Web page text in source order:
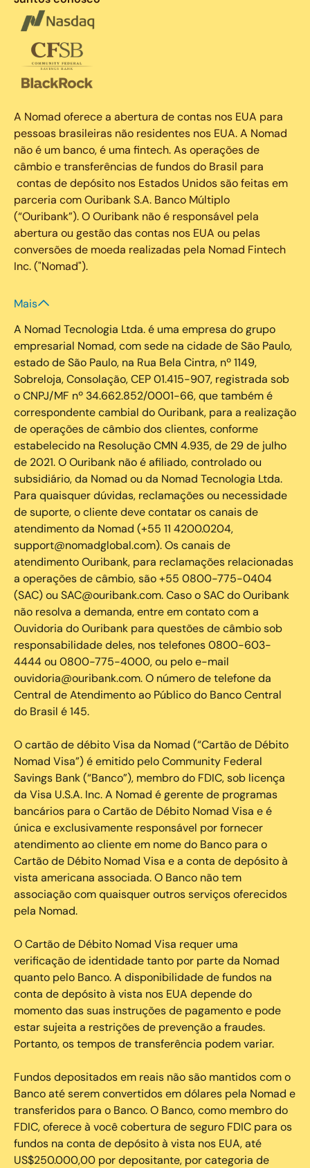
A Nomad oferece a abertura de contas nos EUA para
pessoas brasileiras não residentes nos EUA. A Nomad
não é um banco, é uma fintech. As operações de
câmbio e transferências de fundos do Brasil para
contas de depósito nos Estados Unidos são feitas em
parceria com Ouribank S.A. Banco Múltiplo
(“Ouribank”). O Ouribank não é responsável pela
abertura ou gestão das contas nos EUA ou pelas
conversões de moeda realizadas pela Nomad Fintech
Inc. ("Nomad").
Mais
A Nomad Tecnologia Ltda. é uma empresa do grupo
empresarial Nomad, com sede na cidade de São Paulo,
estado de São Paulo, na Rua Bela Cintra, nº 1149,
Sobreloja, Consolação, CEP 01.415-907, registrada sob
o CNPJ/MF nº 34.662.852/0001-66, que também é
correspondente cambial do Ouribank, para a realização
de operações de câmbio dos clientes, conforme
estabelecido na Resolução CMN 4.935, de 29 de julho
de 2021. O Ouribank não é afiliado, controlado ou
subsidiário, da Nomad ou da Nomad Tecnologia Ltda.
Para quaisquer dúvidas, reclamações ou necessidade
de suporte, o cliente deve contatar os canais de
atendimento da Nomad (+55 11 4200.0204,
support@nomadglobal.com). Os canais de
atendimento Ouribank, para reclamações relacionadas
a operações de câmbio, são +55 0800-775-0404
(SAC) ou SAC@ouribank.com. Caso o SAC do Ouribank
não resolva a demanda, entre em contato com a
Ouvidoria do Ouribank para questões de câmbio sob
responsabilidade deles, nos telefones 0800-603-
4444 ou 0800-775-4000, ou pelo e-mail
ouvidoria@ouribank.com. O número de telefone da
Central de Atendimento ao Público do Banco Central
do Brasil é 145.
O cartão de débito Visa da Nomad (“Cartão de Débito
Nomad Visa”) é emitido pelo Community Federal
Savings Bank (“Banco”), membro do FDIC, sob licença
da Visa U.S.A. Inc. A Nomad é gerente de programas
bancários para o Cartão de Débito Nomad Visa e é
única e exclusivamente responsável por fornecer
atendimento ao cliente em nome do Banco para o
Cartão de Débito Nomad Visa e a conta de depósito à
vista americana associada. O Banco não tem
associação com quaisquer outros serviços oferecidos
pela Nomad.
O Cartão de Débito Nomad Visa requer uma
verificação de identidade tanto por parte da Nomad
quanto pelo Banco. A disponibilidade de fundos na
conta de depósito à vista nos EUA depende do
momento das suas instruções de pagamento e pode
estar sujeita a restrições de prevenção a fraudes.
Portanto, os tempos de transferência podem variar.
Fundos depositados em reais não são mantidos com o
Banco até serem convertidos em dólares pela Nomad e
transferidos para o Banco. O Banco, como membro do
FDIC, oferece à você cobertura de seguro FDIC para os
fundos na conta de depósito à vista nos EUA, até
US$250.000,00 por depositante, por categoria de